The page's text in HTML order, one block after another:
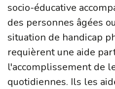
socio-éducative
des personnes âgées
situation de handicap
requièrent une aide
l'accomplissement de
quotidiennes. Ils les